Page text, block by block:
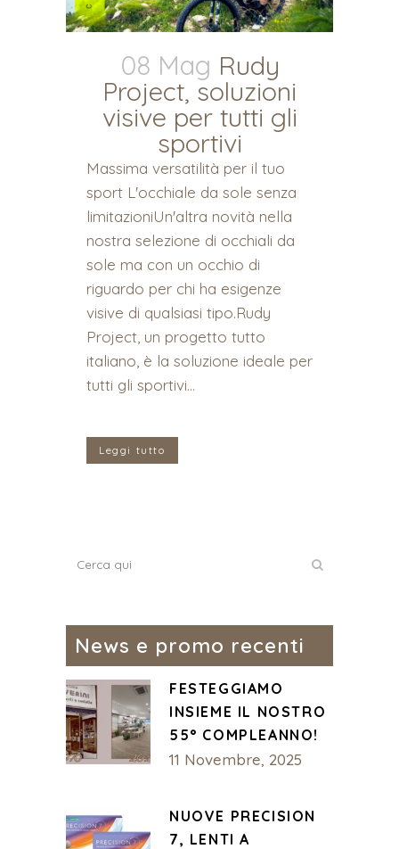
08 Mag Rudy
Project, soluzioni
visive per tutti gli
sportivi
Massima versatilità per il tuo
sport L'occhiale da sole senza
limitazioniUn'altra novità nella
nostra selezione di occhiali da
sole ma con un occhio di
riguardo per chi ha esigenze
visive di qualsiasi tipo.Rudy
Project, un progetto tutto
italiano, è la soluzione ideale per
tutti gli sportivi...
Leggi tutto
News e promo recenti
FESTEGGIAMO
INSIEME IL NOSTRO
55° COMPLEANNO!
11 Novembre, 2025
NUOVE PRECISION
7, LENTI A